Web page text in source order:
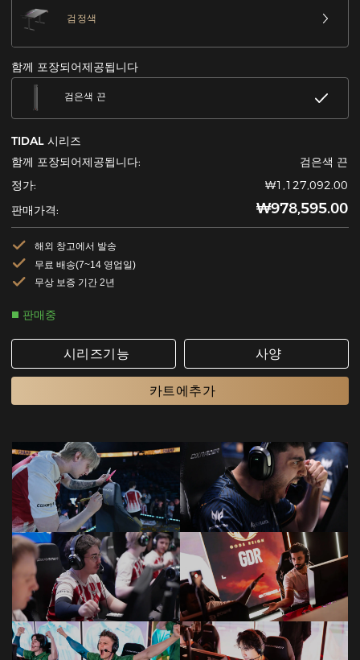
검정색
함께 포장되어제공됩니다
검은색 끈
TIDAL 시리즈
함께 포장되어제공됩니다:
검은색 끈
정가:
₩1,127,092.00
판매가격:
₩978,595.00
해외 창고에서 발송
무료 배송(7~14 영업일)
무상 보증 기간 2년
판매중
시리즈기능 사양
카트에추가